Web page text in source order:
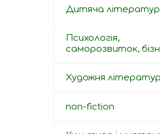
Дитяча
Психологія,
саморозвиток,
Художня
non-fiction